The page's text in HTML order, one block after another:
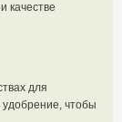
качестве
для
чтобы